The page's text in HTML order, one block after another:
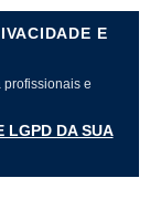
E
profissionais e
LGPD DA SUA